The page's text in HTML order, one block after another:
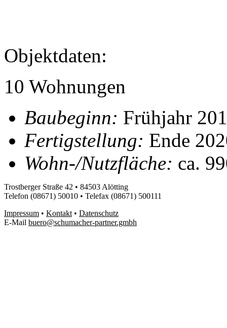
Objektdaten:
10 Wohnungen
Baubeginn: Frühjahr
Fertigstellung: Ende
Wohn-/Nutzfläche: ca.
Trostberger Straße 42 • 84503 Alötting
Telefon (08671) 50010 • Telefax (08671) 500111
Impressum • Kontakt • Datenschutz
E-Mail buero@schumacher-partner.gmbh